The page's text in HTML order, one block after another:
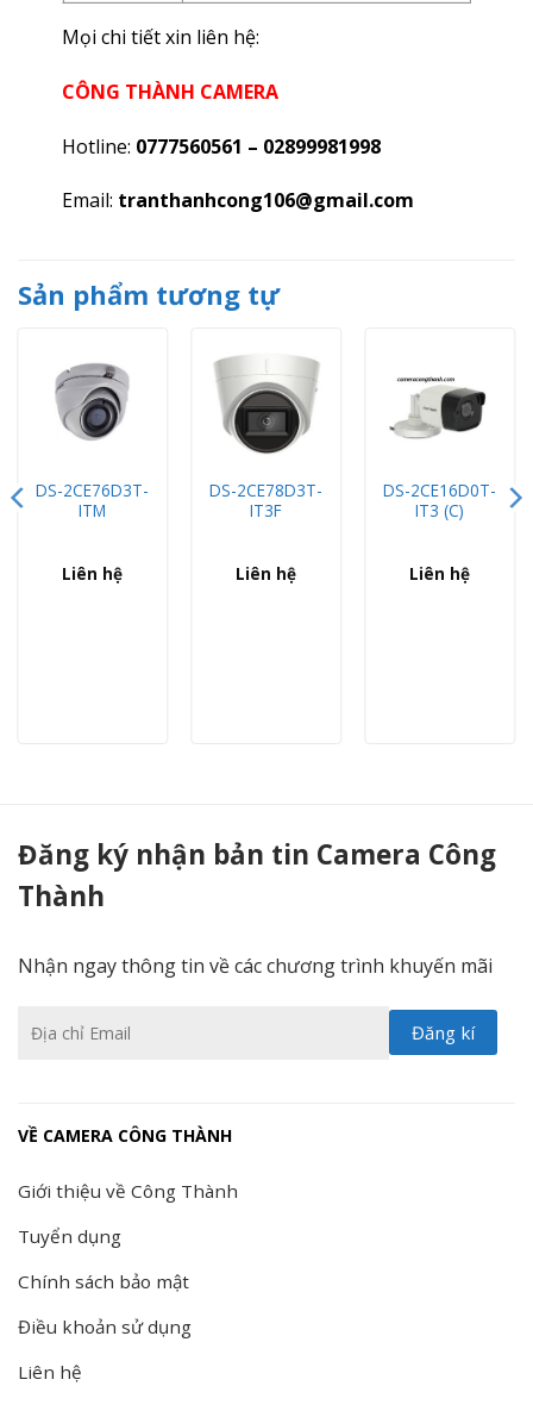
Mọi chi tiết xin liên hệ:
CÔNG THÀNH CAMERA
Hotline: 0777560561 – 02899981998
Email: tranthanhcong106@gmail.com
Sản phẩm tương tự
DS-2CE76D3T-
ITM
Liên hệ
DS-2CE78D3T-
IT3F
Liên hệ
DS-2CE16D0T-
IT3 (C)
Liên hệ
Đăng ký nhận bản tin Camera Công
Thành
Nhận ngay thông tin về các chương trình khuyến mãi
VỀ CAMERA CÔNG THÀNH
Giới thiệu về Công Thành
Tuyển dụng
Chính sách bảo mật
Điều khoản sử dụng
Liên hệ